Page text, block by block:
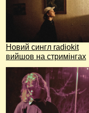
Новий сингл radiokit
вийшов на стримінгах